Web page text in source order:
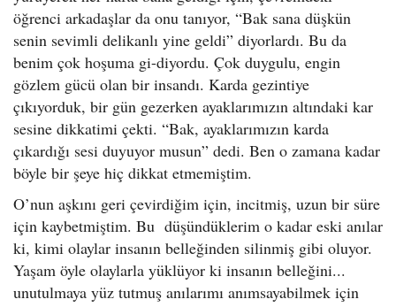
öğrenci arkadaşlar da onu tanıyor, “Bak sana düşkün
senin sevimli delikanlı yine geldi” diyorlardı. Bu da
benim çok hoşuma gi-diyordu. Çok duygulu, engin
gözlem gücü olan bir insandı. Karda gezintiye
çıkıyorduk, bir gün gezerken ayaklarımızın altındaki kar
sesine dikkatimi çekti. “Bak, ayaklarımızın karda
çıkardığı sesi duyuyor musun” dedi. Ben o zamana kadar
böyle bir şeye hiç dikkat etmemiştim.
O’nun aşkını geri çevirdiğim için, incitmiş, uzun bir süre
için kaybetmiştim. Bu düşündüklerim o kadar eski anılar
ki, kimi olaylar insanın belleğinden silinmiş gibi oluyor.
Yaşam öyle olaylarla yüklüyor ki insanın belleğini...
unutulmaya yüz tutmuş anılarımı anımsayabilmek için